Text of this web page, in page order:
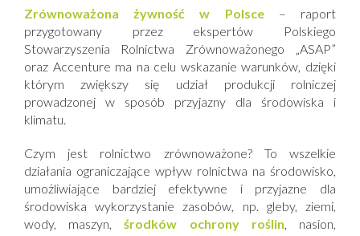
Zrównoważona żywność w Polsce– raport
przygotowany przez ekspertów Polskiego
Stowarzyszenia Rolnictwa Zrównoważonego „ASAP”
oraz Accenture ma na celu wskazanie warunków, dzięki
którym zwiększy się udział produkcji rolniczej
prowadzonej w sposób przyjazny dla środowiska i
klimatu.
Czym jest rolnictwo zrównoważone? To wszelkie
działania ograniczające wpływ rolnictwa na środowisko,
umożliwiające bardziej efektywne i przyjazne dla
środowiska wykorzystanie zasobów, np. gleby, ziemi,
wody, maszyn,środków ochrony roślin, nasion,